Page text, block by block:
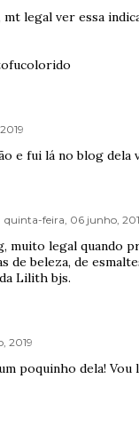
legal ver essa
e fui lá no blog dela
quinta-feira, 06 junho,
muito legal quando
de beleza, de
Lilith bjs.
2019
poquinho dela!